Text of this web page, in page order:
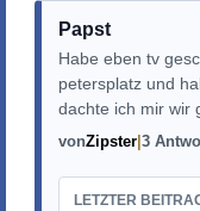
Papst
Habe eben tv
petersplatz und
dachte ich mir wir
vonZipster 3
LETZTER